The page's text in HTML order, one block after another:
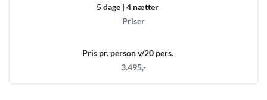
5 dage | 4 nætter
Priser
Pris pr. person v/20 pers.
3.495,-